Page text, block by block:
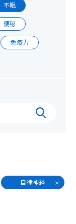
不眠
便秘
免疫力
自律神経